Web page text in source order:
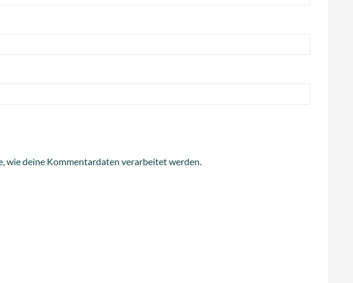
wie deine Kommentardaten verarbeitet werden.